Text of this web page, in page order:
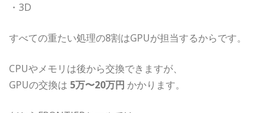
・3D
すべての重たい処理の8割はGPUが担当するからです。
CPUやメモリは後から交換できますが、
GPUの交換は 5万〜20万円 かかります。